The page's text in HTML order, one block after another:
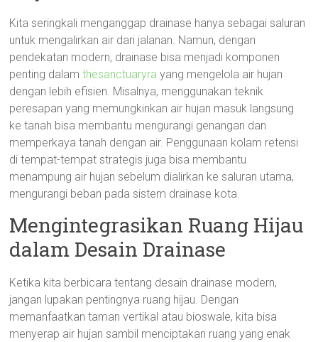
Kita seringkali menganggap drainase hanya sebagai saluran
untuk mengalirkan air dari jalanan. Namun, dengan
pendekatan modern, drainase bisa menjadi komponen
penting dalamthesanctuaryra yang mengelola air hujan
dengan lebih efisien. Misalnya, menggunakan teknik
peresapan yang memungkinkan air hujan masuk langsung
ke tanah bisa membantu mengurangi genangan dan
memperkaya tanah dengan air. Penggunaan kolam retensi
di tempat-tempat strategis juga bisa membantu
menampung air hujan sebelum dialirkan ke saluran utama,
mengurangi beban pada sistem drainase kota.
Mengintegrasikan Ruang Hijau
dalam Desain Drainase
Ketika kita berbicara tentang desain drainase modern,
jangan lupakan pentingnya ruang hijau. Dengan
memanfaatkan taman vertikal atau bioswale, kita bisa
menyerap air hujan sambil menciptakan ruang yang enak